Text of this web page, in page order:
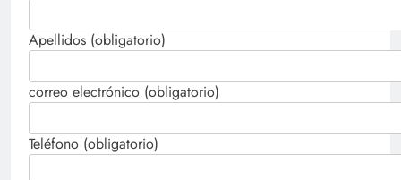
Apellidos (obligatorio)
correo electrónico (obligatorio)
Teléfono (obligatorio)